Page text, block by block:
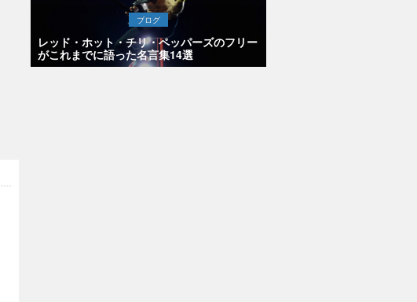
ブログ
レッド・ホット・チリ・ペッパーズのフリー
がこれまでに語った名言集14選